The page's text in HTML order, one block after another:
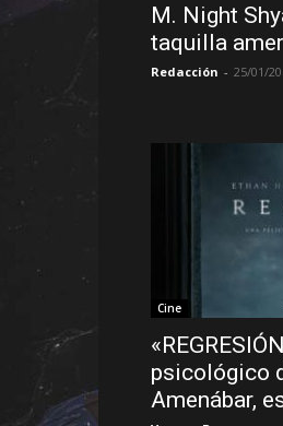
M. Night
taquilla
Redacción - 25/01/
Cine
psicológico
Amenábar,